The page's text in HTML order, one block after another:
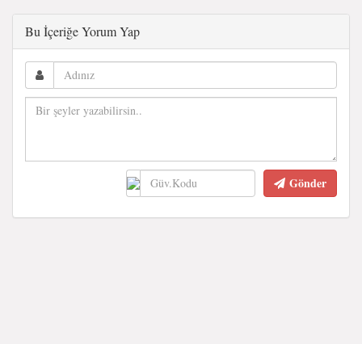
Bu İçeriğe Yorum Yap
Gönder